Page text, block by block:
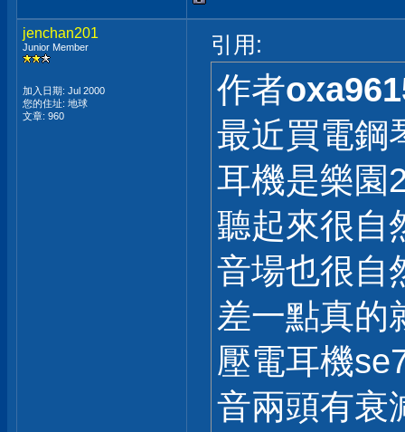
jenchan201
Junior Member
加入日期: Jul 2000
您的住址: 地球
文章: 960
引用:
作者
最近買電鋼
耳機是樂園
聽起來很自
音場也很自
差一點真的
壓電耳機
音兩頭有衰